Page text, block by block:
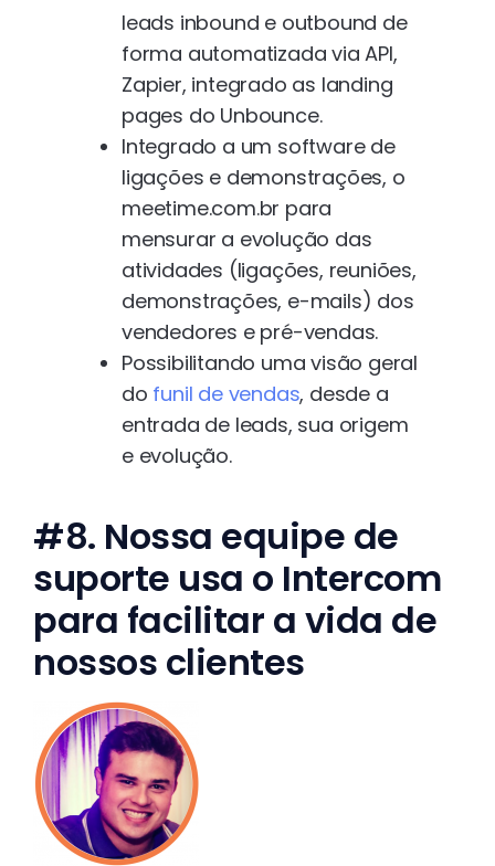
leads inbound e outbound de
forma automatizada via API,
Zapier, integrado as landing
pages do Unbounce.
Integrado a um software de
ligações e demonstrações, o
meetime.com.br para
mensurar a evolução das
atividades (ligações, reuniões,
demonstrações, e-mails) dos
vendedores e pré-vendas.
Possibilitando uma visão geral
do funil de vendas, desde a
entrada de leads, sua origem
e evolução.
#8. Nossa equipe de
suporte usa o Intercom
para facilitar a vida de
nossos clientes